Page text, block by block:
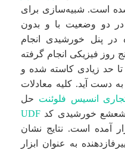
است. شبیه‌سازی برای
دو وضعیت با و بدون
در پنل خورشیدی انجام
روز فیزیکی انجام گرفته
تا حد زیادی کاسته شده و
دست آید. کلیه معادلات
تجاری انسیس فلوئنت حل
خورشیدی کد UDF
آمده است. نتایج نشان
به عنوان ابزار